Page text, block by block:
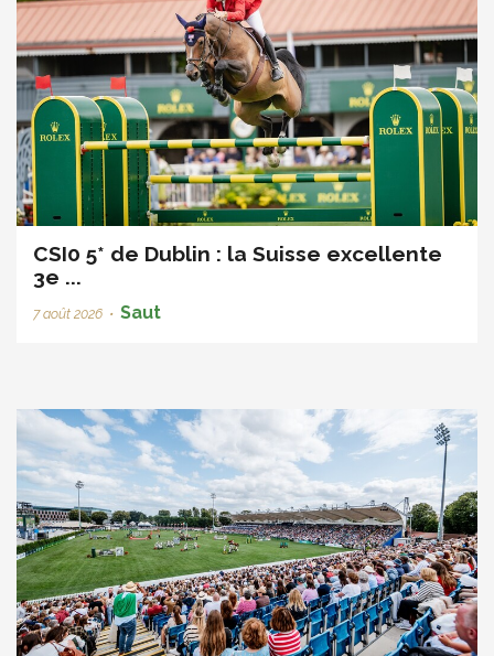
CSI0 5* de Dublin : la Suisse excellente
3e ...
7 août 2026 • Saut